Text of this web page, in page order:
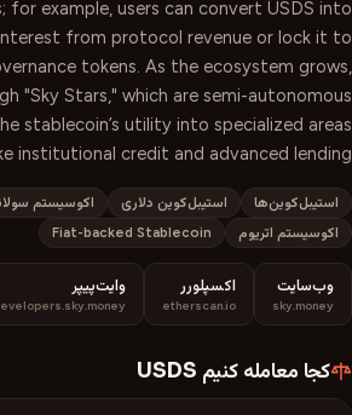
for example, users can convert USDS into
from protocol revenue or lock it to
tokens. As the ecosystem grows,
"Sky Stars," which are semi-autonomous
stablecoin’s utility into specialized areas
institutional credit and advanced lending.
استیبل‌کوین‌ها استیبل‌کوین دلاری اکوسیستم
اکوسیستم اتریوم
Fiat-backed Stablecoin
وب‌سایت
sky.money
اکسپلورر
etherscan.io
وایت‌پیپر
کجا معامله کنیم USDS